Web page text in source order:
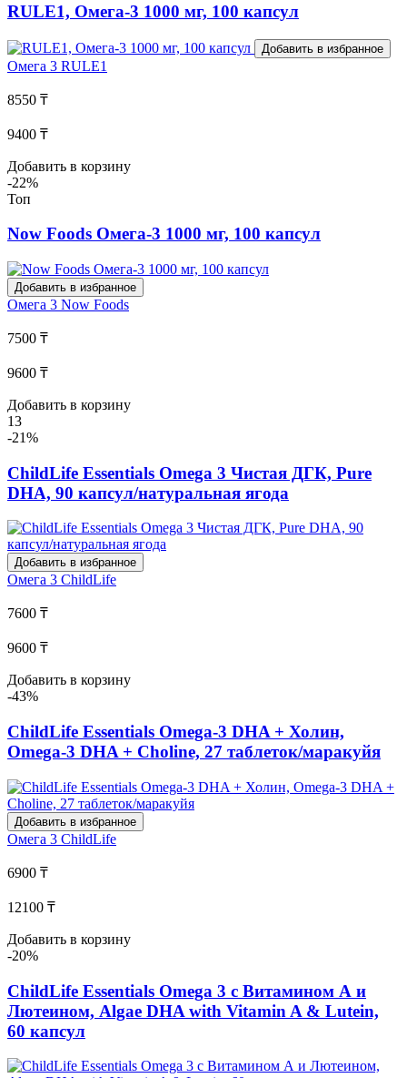
RULE1, Омега-3 1000 мг, 100 капсул
Добавить в избранное
Омега 3 RULE1
8550 ₸
9400 ₸
Добавить в корзину
-22%
Топ
Now Foods Омега-3 1000 мг, 100 капсул
Добавить в избранное
Омега 3 Now Foods
7500 ₸
9600 ₸
Добавить в корзину
13
-21%
ChildLife Essentials Omega 3 Чистая ДГК, Pure
DHA, 90 капсул/натуральная ягода
Добавить в избранное
Омега 3 ChildLife
7600 ₸
9600 ₸
Добавить в корзину
-43%
ChildLife Essentials Omega-3 DHA + Холин,
Omega-3 DHA + Choline, 27 таблеток/маракуйя
Добавить в избранное
Омега 3 ChildLife
6900 ₸
12100 ₸
Добавить в корзину
-20%
ChildLife Essentials Omega 3 с Витамином А и
Лютеином, Algae DHA with Vitamin A & Lutein,
60 капсул